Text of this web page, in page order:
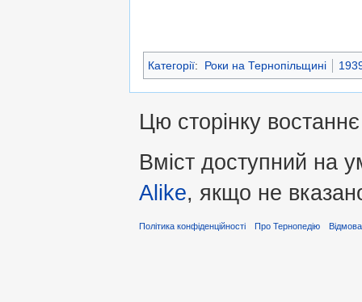
Категорії: Роки на Тернопільщині
Цю сторінку
Вміст доступний на
Alike, якщо не
Політика конфіденційності Про Тернопедію Відмова